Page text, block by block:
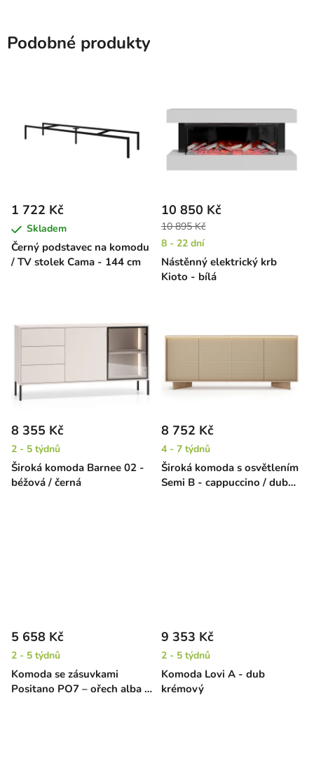
Podobné produkty
Černý podstavec na komodu
/ TV stolek Cama - 144 cm
1 722 Kč
Skladem
Nástěnný elektrický krb
Kioto - bílá
10 850 Kč
10 895 Kč
8 - 22 dní
Široká komoda Barnee 02 -
béžová / černá
8 355 Kč
2 - 5 týdnů
Široká komoda s osvětlením
Semi B - cappuccino / dub
8 752 Kč
4 - 7 týdnů
Komoda se zásuvkami
Positano PO7 – ořech alba /
5 658 Kč
2 - 5 týdnů
Komoda Lovi A - dub
krémový
9 353 Kč
2 - 5 týdnů